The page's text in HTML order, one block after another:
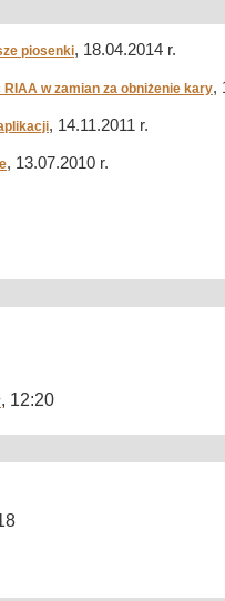
piosenki, 18.04.2014 r.
w zamian za obniżenie kary,
, 14.11.2011 r.
, 13.07.2010 r.
, 12:20